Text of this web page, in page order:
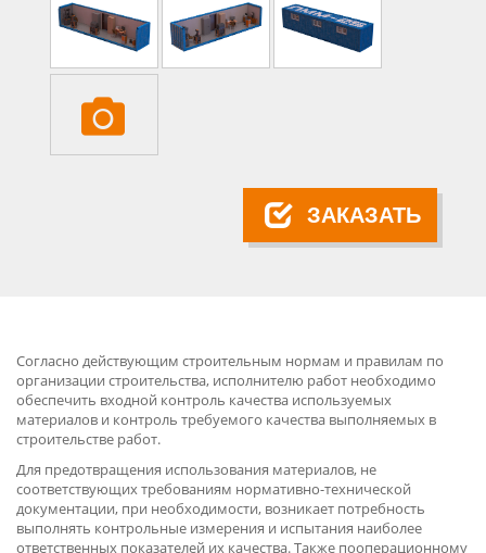
ЗАКАЗАТЬ
Согласно действующим строительным нормам и правилам по
организации строительства, исполнителю работ необходимо
обеспечить входной контроль качества используемых
материалов и контроль требуемого качества выполняемых в
строительстве работ.
Для предотвращения использования материалов, не
соответствующих требованиям нормативно-технической
документации, при необходимости, возникает потребность
выполнять контрольные измерения и испытания наиболее
ответственных показателей их качества. Также пооперационному